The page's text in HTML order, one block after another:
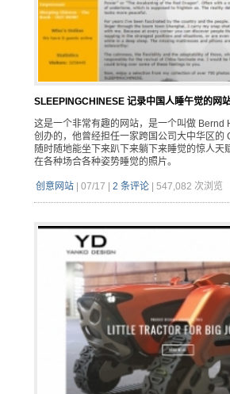
SLEEPINGCHINESE 记录中国人睡午觉的网
这是一个非常有趣的网站，是一个叫做 Bernd
创办的，他曾经担任一家跨国公司大中华区的
随时随地能坐下来趴下来躺下来睡觉的惊人天
在各种场合各种姿势睡觉的照片。
创意网站| 07/17 2 条评论| 547,082 次浏览